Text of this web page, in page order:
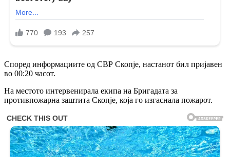
Според информациите од СВР Скопје, настанот бил пријавен
во 00:20 часот.
На местото интервенирала екипа на Бригадата за
противпожарна заштита Скопје, која го изгаснала пожарот.